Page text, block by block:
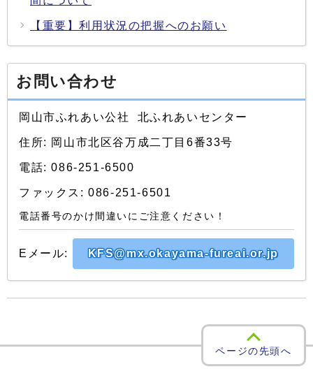
【重要】利用状況の把握へのお願い
お問い合わせ
岡山市ふれあい公社 北ふれあいセンター
住所: 岡山市北区谷万成二丁目6番33号
電話: 086-251-6500
ファックス: 086-251-6501
電話番号のかけ間違いにご注意ください！
Eメール: KFS@mx.okayama-fureai.or.jp
ページの先頭へ